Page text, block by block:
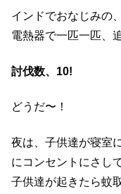
インドでおなじみの
電熱器で一匹一匹、
討伐数、10!
どうだ〜！
夜は、子供達が寝室
にコンセントにさし
子供達が起きたら蚊